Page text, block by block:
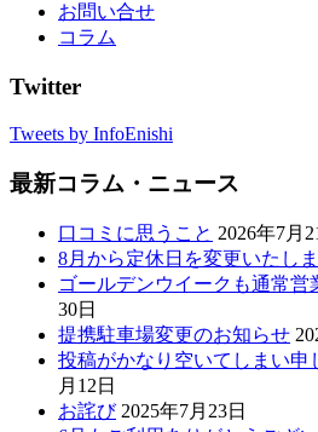
お問い合せ
コラム
Twitter
Tweets by InfoEnishi
最新コラム・ニュース
口コミに思うこと 2026年7月
8月から定休日を変更いたし
ゴールデンウイークも通常営
30日
提携駐車場変更のお知らせ
投稿がかなり空いてしまい申
月12日
お詫び 2025年7月23日